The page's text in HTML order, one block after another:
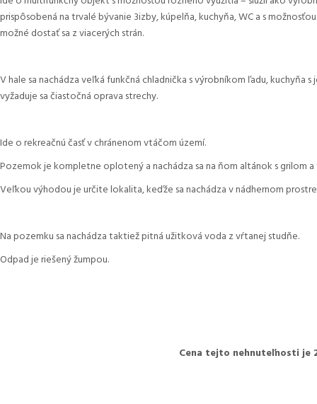
prispôsobená na trvalé bývanie 3izby, kúpelňa, kuchyňa, WC a s
možné dostať sa z viacerých strán.
V hale sa nachádza veľká funkčná chladnička s výrobníkom ľadu,
vyžaduje sa čiastočná oprava strechy.
Ide o rekreačnú časť v chránenom vtáčom území.
Pozemok je kompletne oplotený a nachádza sa na ňom altánok s grilom
Veľkou výhodou je určite lokalita, keďže sa nachádza v nádhernom
Na pozemku sa nachádza taktiež pitná užitková voda z vŕtanej studňe.
Odpad je riešený žumpou.
Cena tejto nehnuteľnosti je